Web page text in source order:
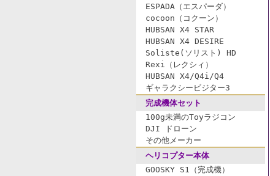
ESPADA（エスパーダ）
cocoon（コクーン）
HUBSAN X4 STAR
HUBSAN X4 DESIRE
Soliste(ソリスト) HD
Rexi（レクシィ）
HUBSAN X4/Q4i/Q4
ギャラクシービジター3
完成機体セット
100g未満のToyラジコン
DJI ドローン
その他メーカー
ヘリコプター本体
GOOSKY S1（完成機）